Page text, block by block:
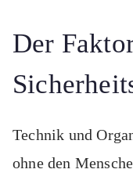
Der
Technik und
ohne den